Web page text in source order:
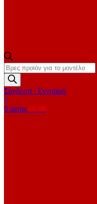
Products
search
Σύνδεση / Εγγραφή
0
0 items €0.00